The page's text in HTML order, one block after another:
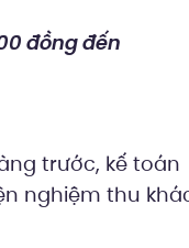
đồng đến
trước, kế toán
nghiệm thu